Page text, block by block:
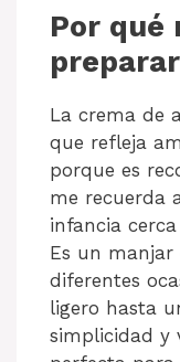
Por qué
La crema de
que refleja
porque es
me recuerda
infancia
Es un manjar
diferentes
ligero hasta
simplicidad y